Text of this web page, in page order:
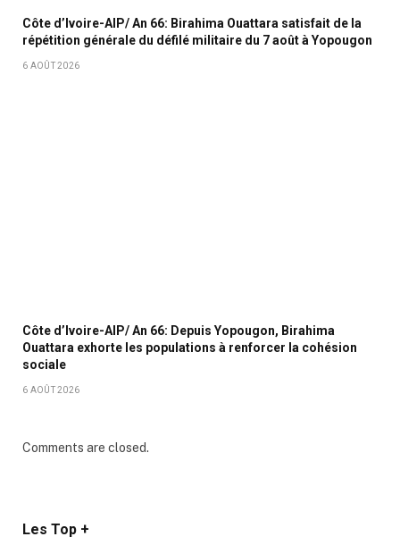
Côte d’Ivoire-AIP/ An 66: Birahima Ouattara satisfait de la
répétition générale du défilé militaire du 7 août à Yopougon
6 AOÛT 2026
Côte d’Ivoire-AIP/ An 66: Depuis Yopougon, Birahima
Ouattara exhorte les populations à renforcer la cohésion
sociale
6 AOÛT 2026
Comments are closed.
Les Top +